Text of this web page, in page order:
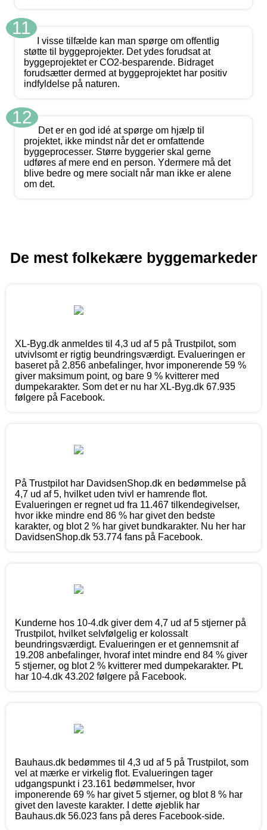
11
I visse tilfælde kan man spørge om offentlig
støtte til byggeprojekter. Det ydes forudsat at
byggeprojektet er CO2-besparende. Bidraget
forudsætter dermed at byggeprojektet har positiv
indfyldelse på naturen.
12
Det er en god idé at spørge om hjælp til
projektet, ikke mindst når det er omfattende
byggeprocesser. Større byggerier skal gerne
udføres af mere end en person. Ydermere må det
blive bedre og mere socialt når man ikke er alene
om det.
De mest folkekære byggemarkeder
XL-Byg.dk anmeldes til 4,3 ud af 5 på Trustpilot, som
utvivlsomt er rigtig beundringsværdigt. Evalueringen er
baseret på 2.856 anbefalinger, hvor imponerende 59 %
giver maksimum point, og bare 9 % kvitterer med
dumpekarakter. Som det er nu har XL-Byg.dk 67.935
følgere på Facebook.
På Trustpilot har DavidsenShop.dk en bedømmelse på
4,7 ud af 5, hvilket uden tvivl er hamrende flot.
Evalueringen er regnet ud fra 11.467 tilkendegivelser,
hvor ikke mindre end 86 % har givet den bedste
karakter, og blot 2 % har givet bundkarakter. Nu her har
DavidsenShop.dk 53.774 fans på Facebook.
Kunderne hos 10-4.dk giver dem 4,7 ud af 5 stjerner på
Trustpilot, hvilket selvfølgelig er kolossalt
beundringsværdigt. Evalueringen er et gennemsnit af
19.208 anbefalinger, hvoraf intet mindre end 84 % giver
5 stjerner, og blot 2 % kvitterer med dumpekarakter. Pt.
har 10-4.dk 43.202 følgere på Facebook.
Bauhaus.dk bedømmes til 4,3 ud af 5 på Trustpilot, som
vel at mærke er virkelig flot. Evalueringen tager
udgangspunkt i 23.161 bedømmelser, hvor
imponerende 69 % har givet 5 stjerner, og blot 8 % har
givet den laveste karakter. I dette øjeblik har
Bauhaus.dk 56.023 fans på deres Facebook-side.